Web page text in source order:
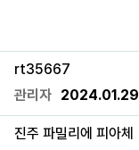
rt35667
관리자 2024.01.29
진주 파밀리에 피아체